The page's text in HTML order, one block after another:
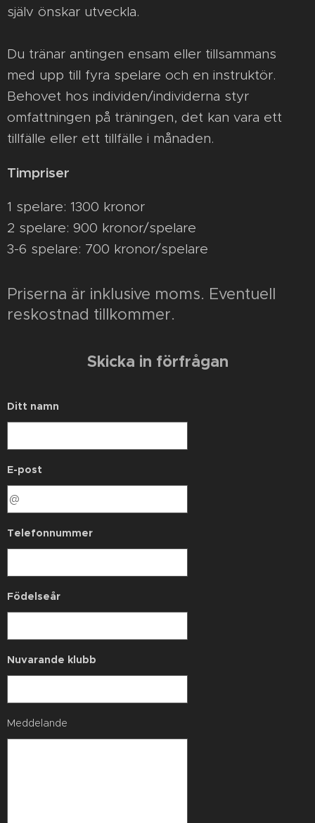
själv önskar utveckla.
Du tränar antingen ensam eller tillsammans
med upp till fyra spelare och en instruktör.
Behovet hos individen/individerna styr
omfattningen på träningen, det kan vara ett
tillfälle eller ett tillfälle i månaden.
Timpriser
1 spelare: 1300 kronor
2 spelare: 900 kronor/spelare
3-6 spelare: 700 kronor/spelare
Priserna är inklusive moms. Eventuell
reskostnad tillkommer.
Skicka in förfrågan
Ditt namn
E-post
Telefonnummer
Födelseår
Nuvarande klubb
Meddelande